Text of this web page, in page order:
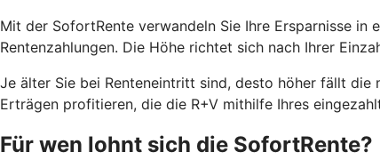
Mit der SofortRente verwandeln Sie Ihre Ersparnisse
Rentenzahlungen. Die Höhe richtet sich nach Ihrer
Je älter Sie bei Renteneintritt sind, desto höher fällt die
Erträgen profitieren, die die R+V mithilfe Ihres
Für wen lohnt sich die SofortRente?